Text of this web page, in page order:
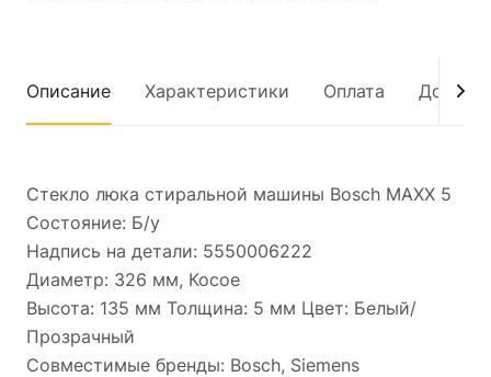
Описание Характеристики Оплата
Стекло люка стиральной машины Bosch MAXX 5
Состояние: Б/у
Надпись на детали: 5550006222
Диаметр: 326 мм, Косое
Высота: 135 мм Толщина: 5 мм Цвет: Белый/
Прозрачный
Совместимые бренды: Bosch, Siemens